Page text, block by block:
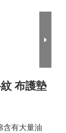
布護墊
有大量油